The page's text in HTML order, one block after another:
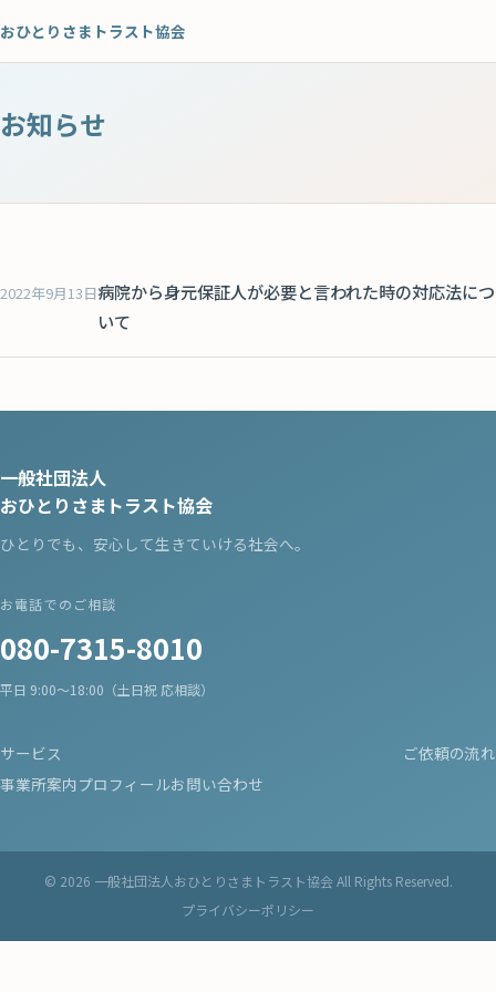
おひとりさまトラスト協会
財産管理
老人ホーム入所サポート
お知らせ
2022年9月13日病院から身元保証人が必要と言われた時の対応法につ
いて
一般社団法人
おひとりさまトラスト協会
ひとりでも、安心して生きていける社会へ。
お電話でのご相談
080-7315-8010
平日 9:00〜18:00（土日祝 応相談）
サービス
身元保証人代行（入院・手術）
遺言サポート
事務委任(みまもりサポート)
財産管理
ご依頼の流れ
事業所案内プロフィールお問い合わせ
© 2026 一般社団法人おひとりさまトラスト協会 All Rights Reserved.
プライバシーポリシー